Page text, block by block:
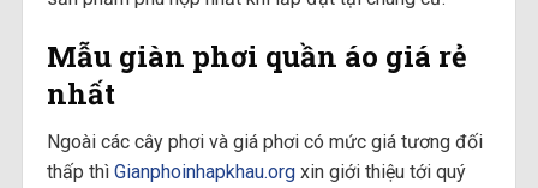
Mẫu giàn phơi quần áo giá rẻ
nhất
Ngoài các cây phơi và giá phơi có mức giá tương đối
thấp thì Gianphoinhapkhau.orgxin giới thiệu tới quý